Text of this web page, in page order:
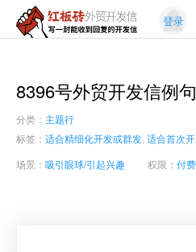
红
外
贸
开
发
信
封
能
收
到
回
登录
8396号外贸开发信例句
分类： 主题行
标签： 适合精细化开发或群发 适合首次
场景： 吸引眼球/引起兴趣 权限： 付费